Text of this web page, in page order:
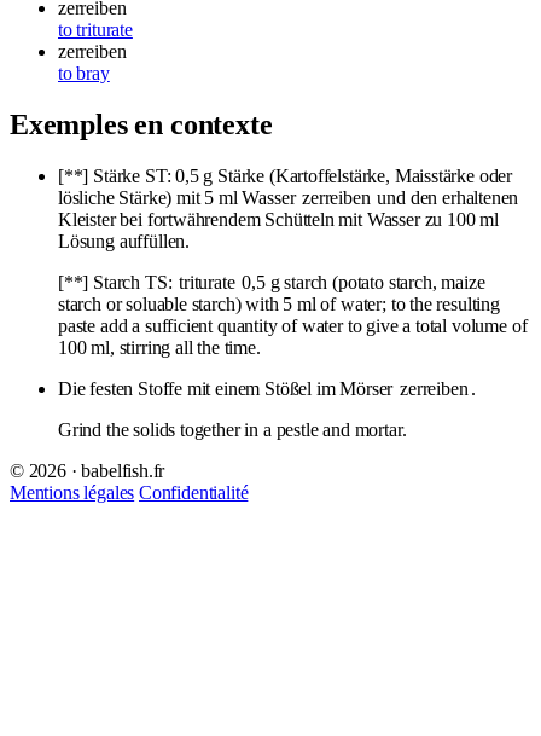
zerreiben
to triturate
zerreiben
to bray
Exemples en contexte
[**] Stärke ST: 0,5 g Stärke (Kartoffelstärke, Maisstärke oder
lösliche Stärke) mit 5 ml Wasser zerreiben und den erhaltenen
Kleister bei fortwährendem Schütteln mit Wasser zu 100 ml
Lösung auffüllen.
[**] Starch TS: triturate 0,5 g starch (potato starch, maize
starch or soluable starch) with 5 ml of water; to the resulting
paste add a sufficient quantity of water to give a total volume of
100 ml, stirring all the time.
Die festen Stoffe mit einem Stößel im Mörser zerreiben .
Grind the solids together in a pestle and mortar.
© 2026 · babelfish.fr
Mentions légales Confidentialité